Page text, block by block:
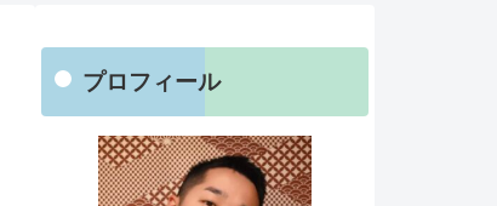
プロフィール